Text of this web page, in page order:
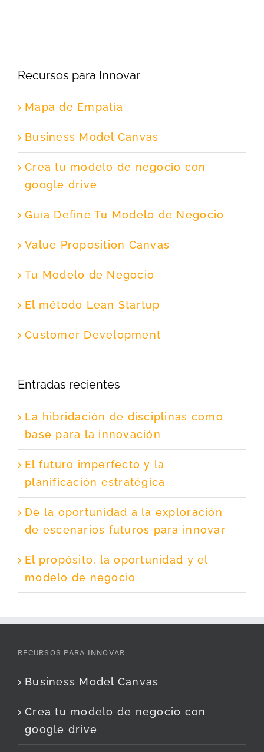
Recursos para Innovar
Mapa de Empatía
Business Model Canvas
Crea tu modelo de negocio con
google drive
Guía Define Tu Modelo de Negocio
Value Proposition Canvas
Tu Modelo de Negocio
El método Lean Startup
Customer Development
Entradas recientes
La hibridación de disciplinas como
base para la innovación
El futuro imperfecto y la
planificación estratégica
De la oportunidad a la exploración
de escenarios futuros para innovar
El propósito, la oportunidad y el
modelo de negocio
RECURSOS PARA INNOVAR
Business Model Canvas
Crea tu modelo de negocio con
google drive